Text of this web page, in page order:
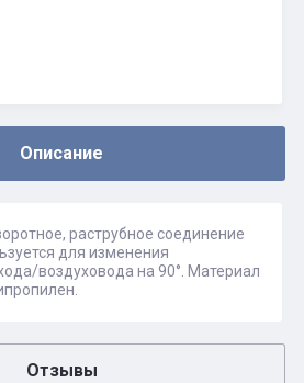
Описание
раструбное соединение
для изменения
воздуховода на 90°. Материал
Отзывы